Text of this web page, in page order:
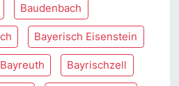
Baudenbach
Bayerisch Eisenstein
Bayreuth Bayrischzell